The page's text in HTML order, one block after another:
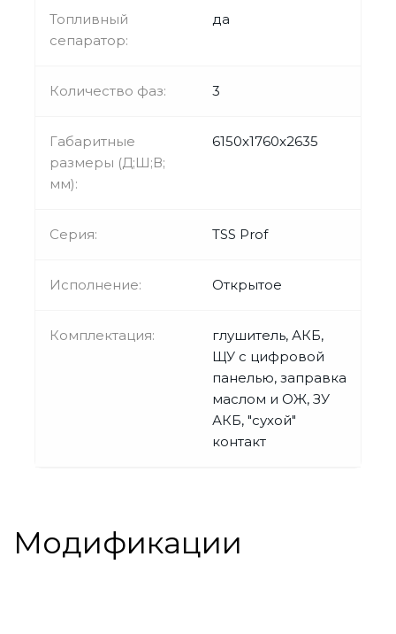
Топливный
сепаратор:
да
Количество фаз: 3
Габаритные
размеры (Д;Ш;В;
мм):
6150x1760x2635
Серия: TSS Prof
Исполнение: Открытое
Комплектация:
глушитель, АКБ,
ЩУ с цифровой
панелью, заправка
маслом и ОЖ, ЗУ
АКБ, "сухой"
контакт
Модификации